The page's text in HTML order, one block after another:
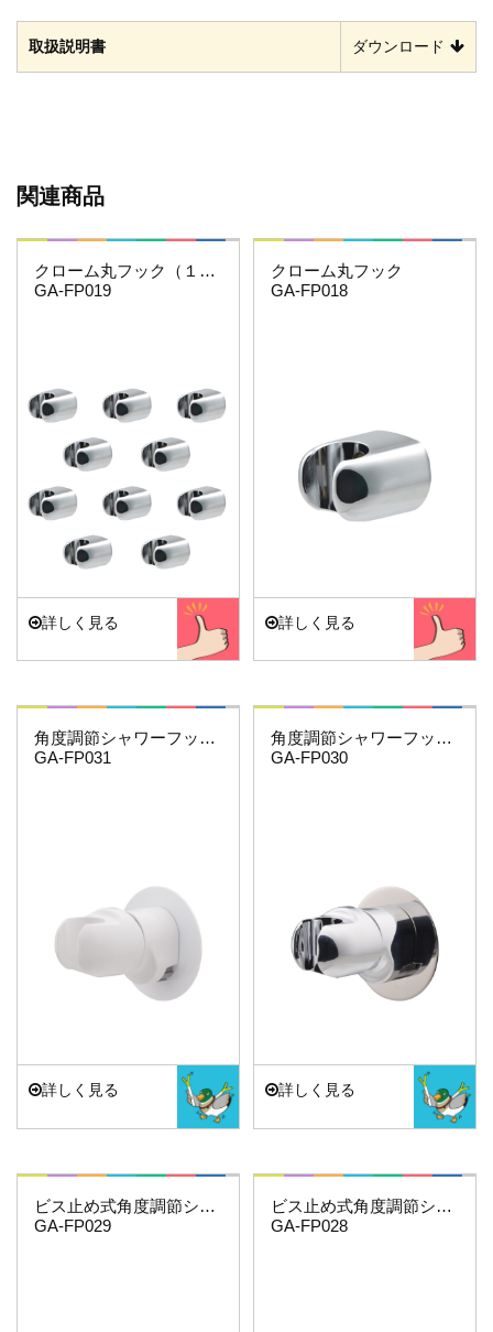
取扱説明書 ダウンロード
関連商品
これエエやん
クローム丸フック（１０個）
GA-FP019
詳しく見る
これエエやん
クローム丸フック
GA-FP018
詳しく見る
角度調節シャワーフック（化粧プレートつき） ホ…
GA-FP031
詳しく見る
角度調節シャワーフック（化粧プレートつき）
GA-FP030
詳しく見る
これエエやん
ビス止め式角度調節シャワーフック（ホワイト）
GA-FP029
これエエやん
ビス止め式角度調節シャワーフック
GA-FP028